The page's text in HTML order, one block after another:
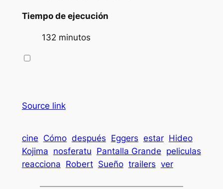
Tiempo de ejecución
132 minutos
Source link
cine Cómo después Eggers estar Hideo
Kojima nosferatu Pantalla Grande peliculas
reacciona Robert Sueño trailers ver